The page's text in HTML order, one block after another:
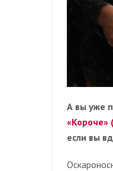
А вы уже
«Короче»
если вы